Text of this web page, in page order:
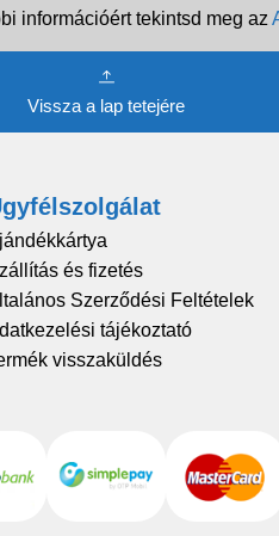
információért tekintsd meg az
Vissza a lap tetejére
és fizetés
Szerződési Feltételek
tájékoztató
visszaküldés